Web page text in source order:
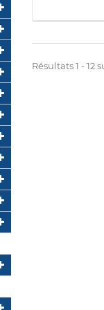
Résultats 1 - 12